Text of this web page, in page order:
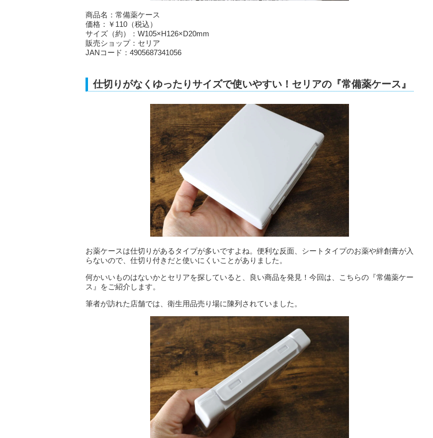
商品名：常備薬ケース
価格：￥110（税込）
サイズ（約）：W105×H126×D20mm
販売ショップ：セリア
JANコード：4905687341056
仕切りがなくゆったりサイズで使いやすい！セリアの『常備薬ケース』
お薬ケースは仕切りがあるタイプが多いですよね。便利な反面、シートタイプのお薬や絆創膏が入
らないので、仕切り付きだと使いにくいことがありました。
何かいいものはないかとセリアを探していると、良い商品を発見！今回は、こちらの『常備薬ケー
ス』をご紹介します。
筆者が訪れた店舗では、衛生用品売り場に陳列されていました。